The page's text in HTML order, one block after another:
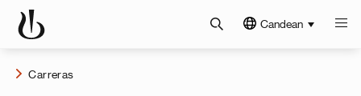
Candean
Carreras